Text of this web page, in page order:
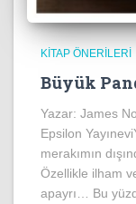
KITAP ÖNERILERI
Büyük
Yazar: James
Epsilon
merakımın
Özellikle ilham
apayrı… Bu